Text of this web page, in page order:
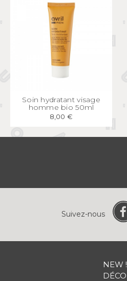
APERÇU RAPIDE
Soin hydratant visage
homme bio 50ml
8,00 €
Suivez-nous
NEW !
DÉCO